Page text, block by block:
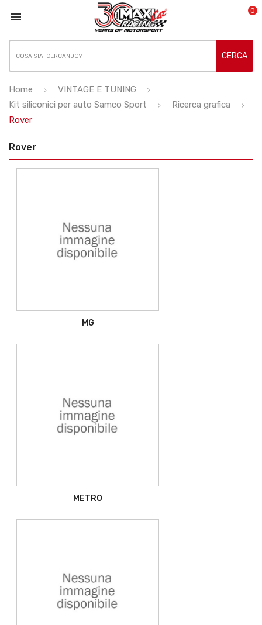
 0
CERCA
Home
VINTAGE E TUNING
Kit siliconici per auto Samco Sport
Ricerca grafica
Rover
Rover
MG
METRO